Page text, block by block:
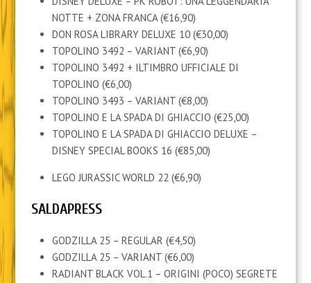
NOTTE + ZONA FRANCA (€16,90)
DON ROSA LIBRARY DELUXE 10 (€30,00)
TOPOLINO 3492 – VARIANT (€6,90)
TOPOLINO 3492 + ILTIMBRO UFFICIALE DI
TOPOLINO (€6,00)
TOPOLINO 3493 – VARIANT (€8,00)
TOPOLINO E LA SPADA DI GHIACCIO (€25,00)
TOPOLINO E LA SPADA DI GHIACCIO DELUXE –
DISNEY SPECIAL BOOKS 16 (€85,00)
LEGO JURASSIC WORLD 22 (€6,90)
SALDAPRESS
GODZILLA 25 – REGULAR (€4,50)
GODZILLA 25 – VARIANT (€6,00)
RADIANT BLACK VOL.1 – ORIGINI (POCO) SEGRETE